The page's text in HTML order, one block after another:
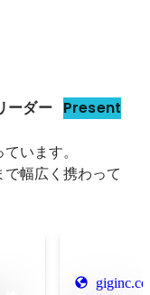
ーダー Present
います。
で幅広く携わって